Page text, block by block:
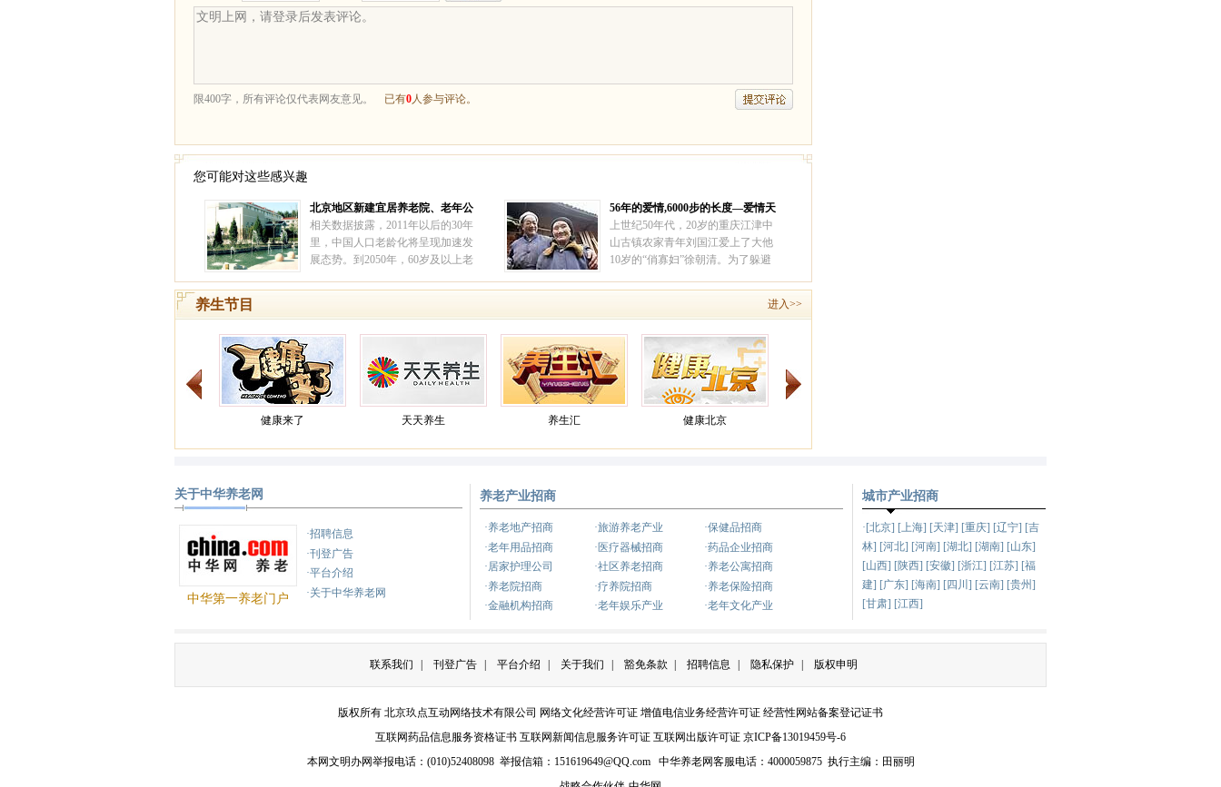
您可能对这些感兴趣
北京地区新建宜居养老院、老年公
寓 ——北京汇晨老年公寓北苑分院
相关数据披露，2011年以后的30年
里，中国人口老龄化将呈现加速发
展态势。到2050年，60岁及以上老
入深度老龄化阶段。[详情]
56年的爱情,6000步的长度—爱情天
梯
上世纪50年代，20岁的重庆江津中
山古镇农家青年刘国江爱上了大他
10岁的“俏寡妇”徐朝清。为了躲避
老林。为让徐朝清出行安全，刘国
江一辈子都忙着在悬崖峭壁上凿石
[详情]
养生节目 进入>>
健康来了 天天养生 养生汇 健康北京
关于中华养老网
中华第一养老门户
·招聘信息
·刊登广告
·平台介绍
·关于中华养老网
养老产业招商
·养老地产招商 ·旅游养老产业
·保健品招商
·老年用品招商
·医疗器械招商
·药品企业招商
·居家护理公司
·社区养老招商
·养老公寓招商
·养老院招商
·疗养院招商
·养老保险招商
·金融机构招商
·老年娱乐产业 ·老年文化产业
城市产业招商
·[北京] [上海] [天津] [重庆] [辽宁] [吉
林] [河北] [河南] [湖北] [湖南] [山东]
[山西] [陕西] [安徽] [浙江] [江苏] [福
建] [广东] [海南] [四川] [云南] [贵州]
[甘肃] [江西]
联系我们 刊登广告 平台介绍 关于我们 豁免条款 招聘信息 隐私保护 版权申明
版权所有 北京玖点互动网络技术有限公司 网络文化经营许可证 增值电信业务经营许可证 经营性网站备案登记证书
互联网药品信息服务资格证书 互联网新闻信息服务许可证 互联网出版许可证 京ICP备13019459号-6
本网文明办网举报电话：(010)52408098 举报信箱： 151619649@QQ.com中华养老网客服电话：4000059875 执行主编：田丽明